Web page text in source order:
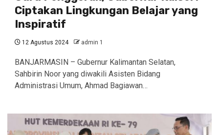
Ciptakan Lingkungan Belajar yang
Inspiratif
12 Agustus 2024 admin 1
BANJARMASIN – Gubernur Kalimantan Selatan,
Sahbirin Noor yang diwakili Asisten Bidang
Administrasi Umum, Ahmad Bagiawan…